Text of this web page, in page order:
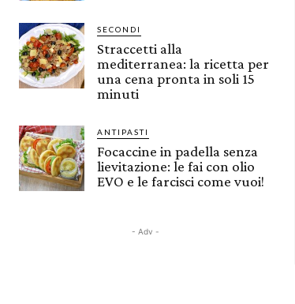
SECONDI
Straccetti alla
mediterranea: la ricetta per
una cena pronta in soli 15
minuti
ANTIPASTI
Focaccine in padella senza
lievitazione: le fai con olio
EVO e le farcisci come vuoi!
- Adv -